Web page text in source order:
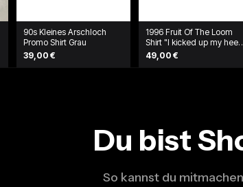
90s Kleines Arschloch
Promo Shirt Grau
39,00 €
1996 Fruit Of The Loom
Shirt "I kicked up my heels
at Larry's" Grün
49,00 €
Du bist
So kannst du